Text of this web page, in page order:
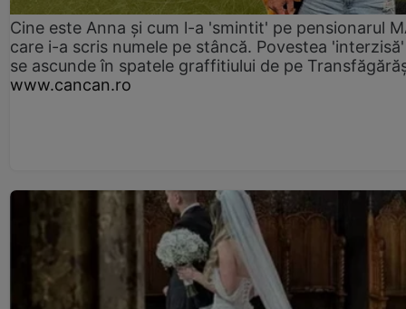
Cine este Anna și cum l-a 'smintit' pe pensionarul
care i-a scris numele pe stâncă. Povestea
se ascunde în spatele graffitiului de pe
www.cancan.ro